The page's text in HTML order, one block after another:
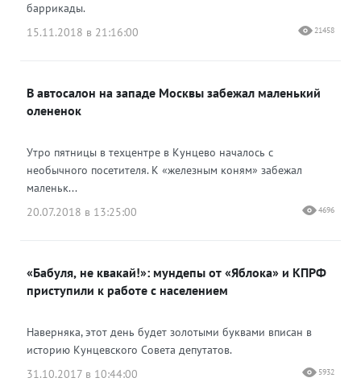
баррикады.
15.11.2018 в 21:16:00
21458
В автосалон на западе Москвы забежал маленький
олененок
Утро пятницы в техцентре в Кунцево началось с
необычного посетителя. К «железным коням» забежал
маленьк...
20.07.2018 в 13:25:00
4696
«Бабуля, не квакай!»: мундепы от «Яблока» и КПРФ
приступили к работе с населением
Наверняка, этот день будет золотыми буквами вписан в
историю Кунцевского Совета депутатов.
31.10.2017 в 10:44:00
5932